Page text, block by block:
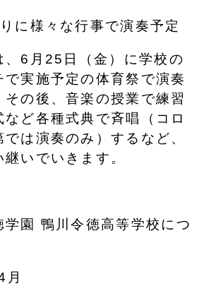
に様々な行事で演奏予定
、6月25日（金）に学校の
で実施予定の体育祭で演奏
の後、音楽の授業で練習
など各種式典で斉唱（コロ
は演奏のみ）するなど、
いでいきます。
学園 鴨川令徳高等学校につ